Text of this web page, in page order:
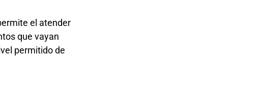
el atender
que vayan
permitido de